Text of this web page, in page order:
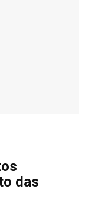
das